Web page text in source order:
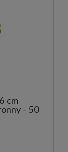
cm
- 50